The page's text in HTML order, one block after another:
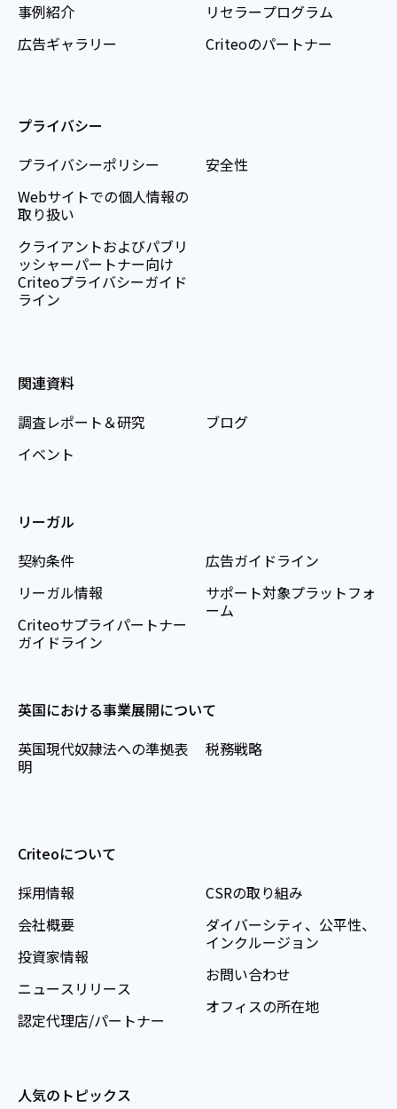
事例紹介
広告ギャラリー
リセラープログラム
Criteoのパートナー
プライバシー
プライバシーポリシー
Webサイトでの個人情報の
取り扱い
クライアントおよびパブリ
ッシャーパートナー向け
Criteoプライバシーガイド
ライン
安全性
関連資料
調査レポート＆研究
イベント
ブログ
リーガル
契約条件
リーガル情報
Criteoサプライパートナー
ガイドライン
広告ガイドライン
サポート対象プラットフォ
ーム
英国における事業展開について
英国現代奴隷法への準拠表
明
税務戦略
Criteoについて
採用情報
会社概要
投資家情報
ニュースリリース
認定代理店/パートナー
CSRの取り組み
ダイバーシティ、公平性、
インクルージョン
お問い合わせ
オフィスの所在地
人気のトピックス